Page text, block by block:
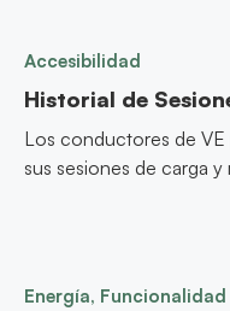
Accesibilidad
Historial de
Los conductores de
sus sesiones de carga
Energía, Funcionalidad